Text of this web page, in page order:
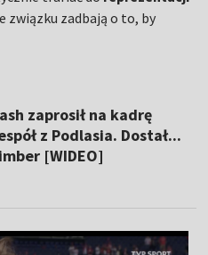
związku zadbają o to, by
zaprosił na kadrę
z Podlasia. Dostał...
[WIDEO]